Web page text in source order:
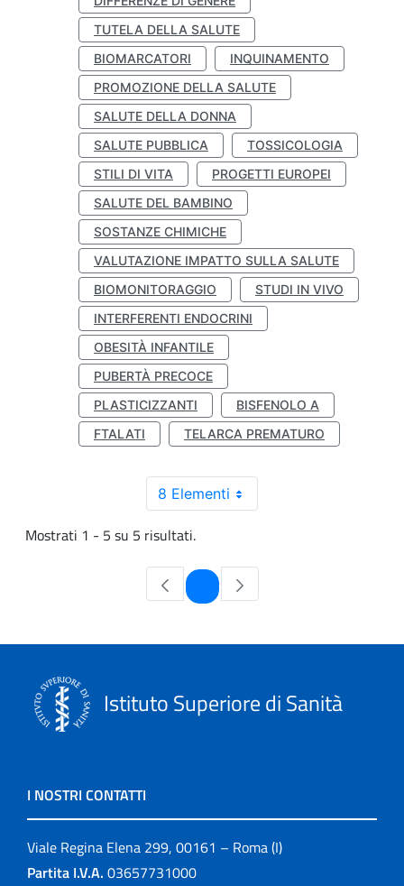
TUTELA DELLA SALUTE
BIOMARCATORI
INQUINAMENTO
PROMOZIONE DELLA SALUTE
SALUTE DELLA DONNA
SALUTE PUBBLICA
TOSSICOLOGIA
STILI DI VITA
PROGETTI EUROPEI
SALUTE DEL BAMBINO
SOSTANZE CHIMICHE
VALUTAZIONE IMPATTO SULLA SALUTE
BIOMONITORAGGIO
STUDI IN VIVO
INTERFERENTI ENDOCRINI
OBESITÀ INFANTILE
PUBERTÀ PRECOCE
PLASTICIZZANTI
BISFENOLO A
FTALATI
TELARCA PREMATURO
8 Elementi
Mostrati 1 - 5 su 5 risultati.
Pagina
Istituto Superiore di Sanità
I NOSTRI CONTATTI
Viale Regina Elena 299, 00161 – Roma (I)
Partita I.V.A. 03657731000